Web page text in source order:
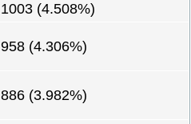
1003 (4.508%)
958 (4.306%)
886 (3.982%)